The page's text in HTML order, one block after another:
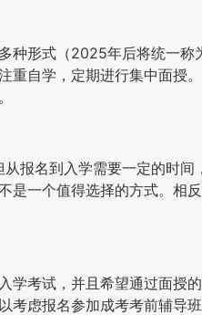
种形式（2025年后将统一称
重自学，定期进行集中面授
报名到入学需要一定的时
是一个值得选择的方式。相
学考试，并且希望通过面授
虑报名参加成考考前辅导